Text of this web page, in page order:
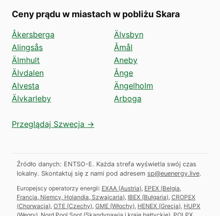
Ceny prądu w miastach w pobliżu Skara
Åkersberga
Alingsås
Älmhult
Älvdalen
Alvesta
Älvkarleby
Älvsbyn
Åmål
Aneby
Ånge
Ängelholm
Arboga
Przeglądaj Szwecja →
Źródło danych: ENTSO-E. Każda strefa wyświetla swój czas
lokalny. Skontaktuj się z nami pod adresem sp@euenergy.live.
Europejscy operatorzy energii: EXAA (Austria) EPEX (Belgia,
Francja, Niemcy, Holandia, Szwajcaria) IBEX (Bułgaria) CROPEX
(Chorwacja) OTE (Czechy) GME (Włochy) HENEX (Grecja) HUPX